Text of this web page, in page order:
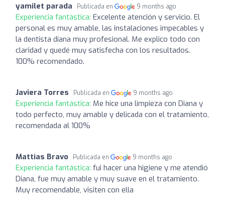
yamilet parada Publicada en 9 months ago
Experiencia fantástica: Excelente atención y servicio. El
personal es muy amable, las instalaciones impecables y
la dentista diana muy profesional. Me explico todo con
claridad y quedé muy satisfecha con los resultados.
100% recomendado.
Javiera Torres Publicada en 9 months ago
Experiencia fantástica: Me hice una limpieza con Diana y
todo perfecto, muy amable y delicada con el tratamiento,
recomendada al 100%
Mattias Bravo Publicada en 9 months ago
Experiencia fantástica: fui hacer una higiene y me atendió
Diana, fue muy amable y muy suave en el tratamiento.
Muy recomendable, visiten con ella